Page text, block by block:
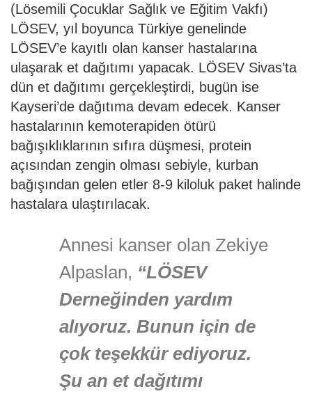
(Lösemili Çocuklar Sağlık ve Eğitim Vakfı)
LÖSEV, yıl boyunca Türkiye genelinde
LÖSEV’e kayıtlı olan kanser hastalarına
ulaşarak et dağıtımı yapacak. LÖSEV Sivas’ta
dün et dağıtımı gerçekleştirdi, bugün ise
Kayseri’de dağıtıma devam edecek. Kanser
hastalarının kemoterapiden ötürü
bağışıklıklarının sıfıra düşmesi, protein
açısından zengin olması sebiyle, kurban
bağışından gelen etler 8-9 kiloluk paket halinde
hastalara ulaştırılacak.
Annesi kanser olan Zekiye
Alpaslan, “LÖSEV
Derneğinden yardım
alıyoruz. Bunun için de
çok teşekkür ediyoruz.
Şu an et dağıtımı